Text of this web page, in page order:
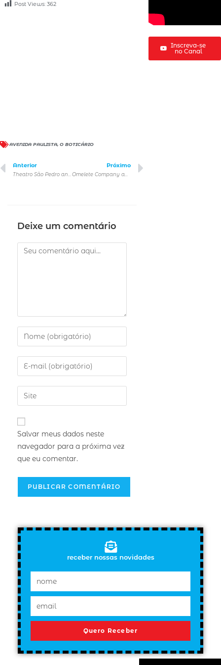
Post Views: 362
AVENIDA PAULISTA, O BOTICÁRIO
Anterior Próximo
Deixe um comentário
Salvar meus dados neste
navegador para a próxima vez
que eu comentar.
Inscreva-se
no Canal
receber nossas novidades
Quero Receber